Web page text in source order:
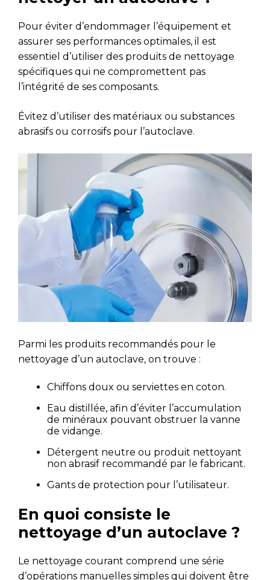
Pour éviter d’endommager l’équipement et
assurer ses performances optimales, il est
essentiel d’utiliser des produits de nettoyage
spécifiques qui ne compromettent pas
l’intégrité de ses composants.
Évitez d’utiliser des matériaux ou substances
abrasifs ou corrosifs pour l’autoclave.
Parmi les produits recommandés pour le
nettoyage d’un autoclave, on trouve :
Chiffons doux ou serviettes en coton.
Eau distillée, afin d’éviter l’accumulation
de minéraux pouvant obstruer la vanne
de vidange.
Détergent neutre ou produit nettoyant
non abrasif recommandé par le fabricant.
Gants de protection pour l’utilisateur.
En quoi consiste le
nettoyage d’un autoclave ?
Le nettoyage courant comprend une série
d’opérations manuelles simples qui doivent être